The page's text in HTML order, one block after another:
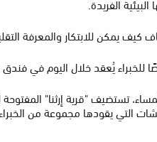
A
T
I
الفريدة.
يمكن للابتكار والمعرفة
يُعقد خلال اليوم في فندق
تستضيف "قرية إرثنا"
التي يقودها مجموعة من الخبراء